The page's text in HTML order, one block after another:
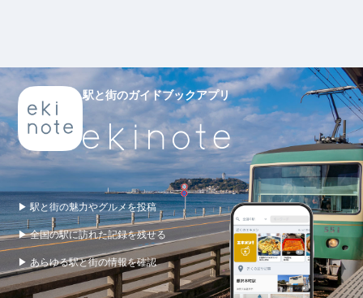
駅と街のガイドブックアプリ
▶ 駅と街の魅力やグルメを投稿
▶ 全国の駅に訪れた記録を残せる
▶ あらゆる駅と街の情報を確認